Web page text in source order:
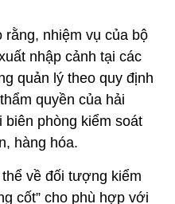
rằng, nhiệm vụ của bộ
nhập cảnh tại các
quản lý theo quy định
quyền của hải
biên phòng kiểm soát
hàng hóa.
về đối tượng kiểm
cốt” cho phù hợp với